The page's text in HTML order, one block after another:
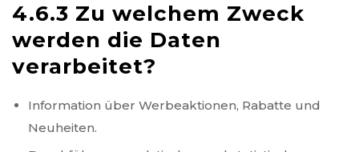
4.6.3 Zu welchem Zweck
werden die Daten
verarbeitet?
Information über Werbeaktionen, Rabatte und
Neuheiten.